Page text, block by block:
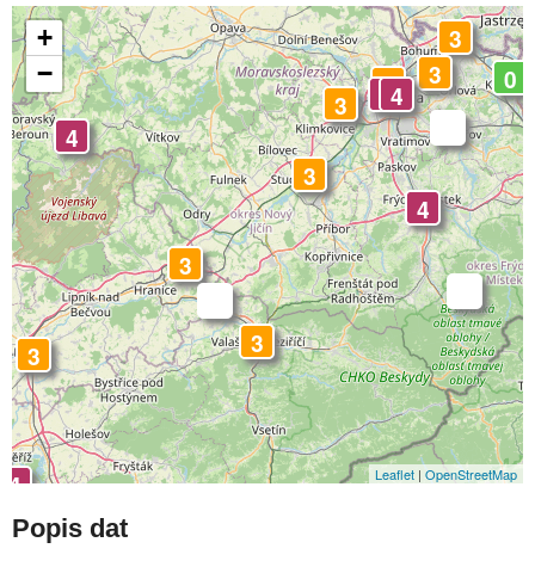
3
3
4
3
3
3
3
3 44 0
4
4
3
+
−
Leaflet | OpenStreetMap
Popis dat